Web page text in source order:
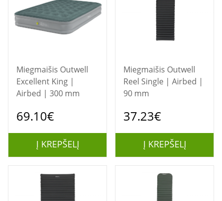
Miegmaišis Outwell
Excellent King |
Airbed | 300 mm
69.10€
Į KREPŠELĮ
Miegmaišis Outwell
Reel Single | Airbed |
90 mm
37.23€
Į KREPŠELĮ